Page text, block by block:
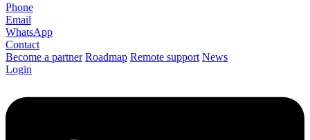
Phone
Email
WhatsApp
Contact
Become a partner Roadmap Remote support News
Login